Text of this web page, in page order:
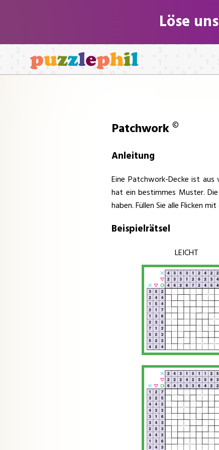
Löse
Patchwork ©
Anleitung
Eine Patchwork-Decke ist aus
hat ein bestimmes Muster.
haben. Füllen Sie alle Flicken
Beispielrätsel
LEICHT